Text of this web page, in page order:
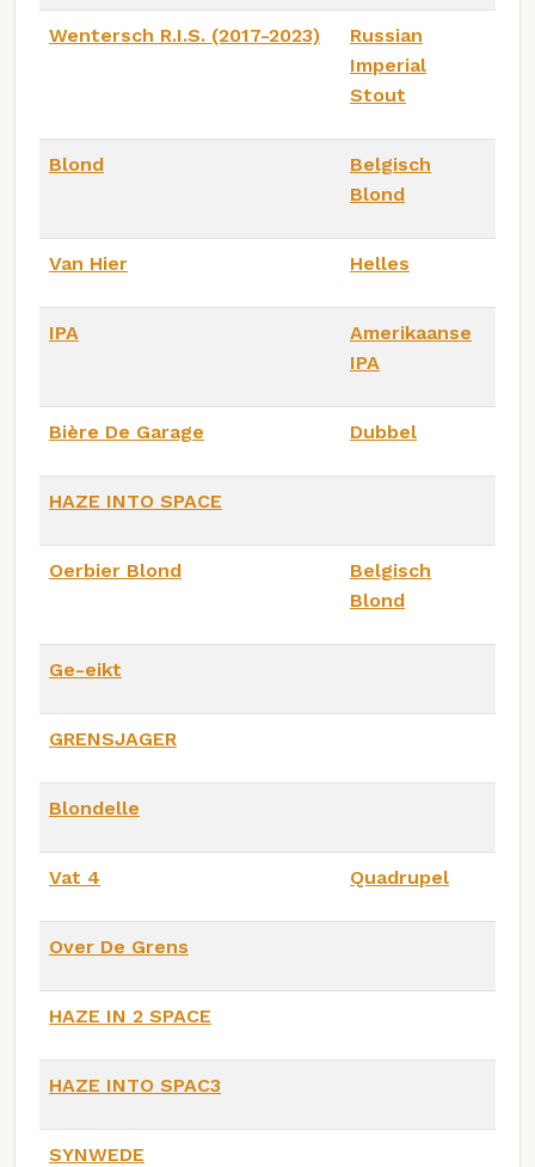
Wentersch R.I.S. (2017-2023)
Russian
Imperial
Stout
Blond
Belgisch
Blond
Van Hier Helles
IPA
Amerikaanse
IPA
Bière De Garage Dubbel
HAZE INTO SPACE
Oerbier Blond
Belgisch
Blond
Ge-eikt
GRENSJAGER
Blondelle
Vat 4 Quadrupel
Over De Grens
HAZE IN 2 SPACE
HAZE INTO SPAC3
SYNWEDE